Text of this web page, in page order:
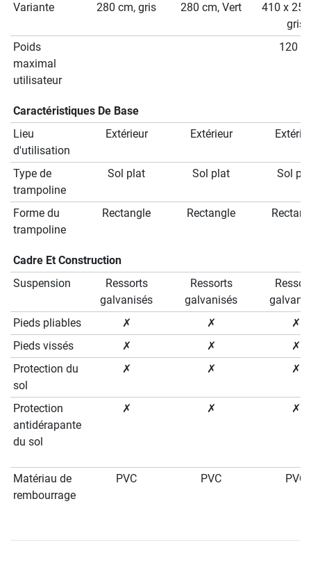
Variante
280 cm, gris 280 cm, Vert
410 x
gris
Poids
maximal
utilisateur
120
Caractéristiques De Base
Lieu
d'utilisation
Extérieur Extérieur
Type de
trampoline
Sol plat Sol plat Sol
Forme du
trampoline
Rectangle Rectangle
Cadre Et Construction
Suspension
Ressorts
galvanisés
Ressorts
galvanisés
Pieds pliables
✗ ✗
✗
Pieds vissés
✗ ✗
✗
Protection du
sol
✗ ✗ ✗
Protection
antidérapante
du sol
✗ ✗ ✗
Matériau de
rembourrage
PVC PVC PVC